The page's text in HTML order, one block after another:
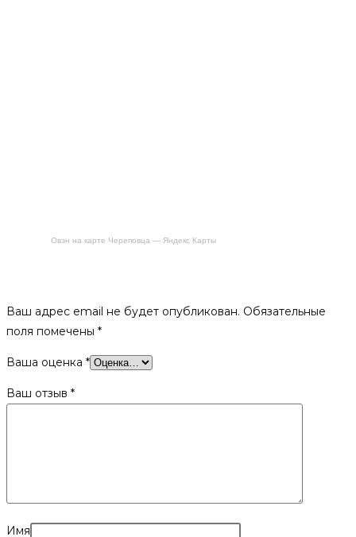
Овэн на карте Череповца — Яндекс Карты
Ваш адрес email не будет опубликован. Обязательные
поля помечены *
Ваша оценка *
Ваш отзыв *
Имя